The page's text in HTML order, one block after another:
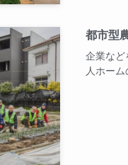
都市型
企業など
人ホー